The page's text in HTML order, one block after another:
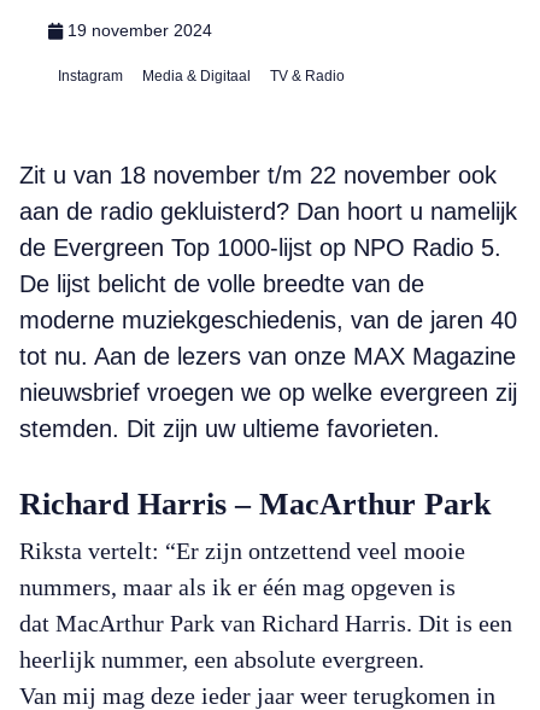
19 november 2024
Instagram Media & Digitaal TV & Radio
Zit u van 18 november t/m 22 november ook
aan de radio gekluisterd? Dan hoort u namelijk
de Evergreen Top 1000-lijst op NPO Radio 5.
De lijst belicht de volle breedte van de
moderne muziekgeschiedenis, van de jaren 40
tot nu. Aan de lezers van onze MAX Magazine
nieuwsbrief vroegen we op welke evergreen zij
stemden. Dit zijn uw ultieme favorieten.
Richard Harris – MacArthur Park
Riksta vertelt: “Er zijn ontzettend veel mooie
nummers, maar als ik er één mag opgeven is
dat MacArthur Park van Richard Harris. Dit is een
heerlijk nummer, een absolute evergreen.
Van mij mag deze ieder jaar weer terugkomen in